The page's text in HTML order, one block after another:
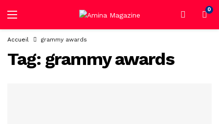
0
Accueil grammy awards
Tag: grammy awards